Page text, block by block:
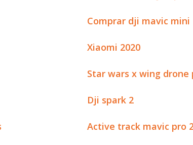
Comprar dji mavic mini
Xiaomi 2020
Star wars x wing drone
Dji spark 2
Active track mavic pro